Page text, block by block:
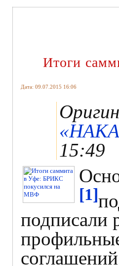
Итоги
Дата: 09.07.2015 16:06
15:49
[1]
подписали